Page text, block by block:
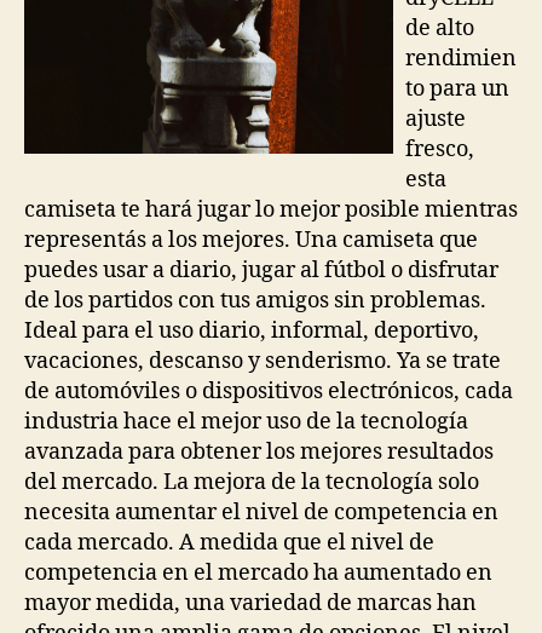
de alto
rendimien
to para un
ajuste
fresco,
esta
camiseta te hará jugar lo mejor posible mientras
representás a los mejores. Una camiseta que
puedes usar a diario, jugar al fútbol o disfrutar
de los partidos con tus amigos sin problemas.
Ideal para el uso diario, informal, deportivo,
vacaciones, descanso y senderismo. Ya se trate
de automóviles o dispositivos electrónicos, cada
industria hace el mejor uso de la tecnología
avanzada para obtener los mejores resultados
del mercado. La mejora de la tecnología solo
necesita aumentar el nivel de competencia en
cada mercado. A medida que el nivel de
competencia en el mercado ha aumentado en
mayor medida, una variedad de marcas han